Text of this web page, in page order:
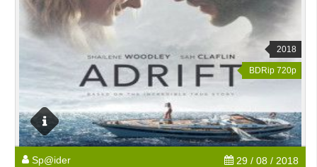
2018
BDRip 720p
Sp@ider 29 / 08 / 2018